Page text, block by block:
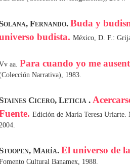
Solana, Fernando. Buda y
budista. México, D. F.:
aa. Para cuando yo me
Narrativa), 1983.
Staines Cicero, Leticia .
Edición de María Teresa Uriarte.
2004.
Stoopen, María. El universo de
Cultural Banamex, 1988.